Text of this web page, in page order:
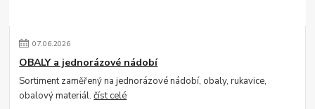
07.06.2026
OBALY a jednorázové nádobí
Sortiment zaměřený na jednorázové nádobí, obaly, rukavice,
obalový materiál.číst celé